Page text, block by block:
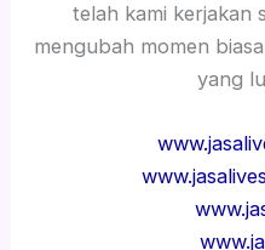
telah kami kerjakan
mengubah momen
yang